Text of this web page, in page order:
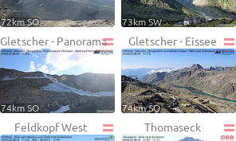
72km SO 73km SW
Gletscher - Panorama
74km SO
Gletscher - Eissee
74km SO
Feldkopf West Thomaseck